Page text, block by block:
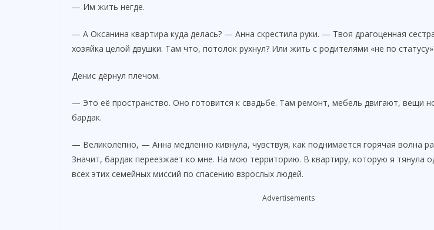
i
e
o
— Им жить негде.
— А Оксанина квартира куда делась? — Анна скрестила руки. — Твоя драгоценная
хозяйка целой двушки. Там что, потолок рухнул? Или жить с родителями «не по
Денис дёрнул плечом.
— Это её пространство. Оно готовится к свадьбе. Там ремонт, мебель двигают, вещи
бардак.
— Великолепно, — Анна медленно кивнула, чувствуя, как поднимается горячая волна
Значит, бардак переезжает ко мне. На мою территорию. В квартиру, которую я тянула
всех этих семейных миссий по спасению взрослых людей.
Advertisements